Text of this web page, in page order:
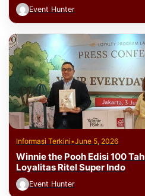
Event Hunter
Informasi Terkini•June 5, 2026
Winnie the Pooh Edisi 100
Loyalitas Ritel Super Indo
Event Hunter